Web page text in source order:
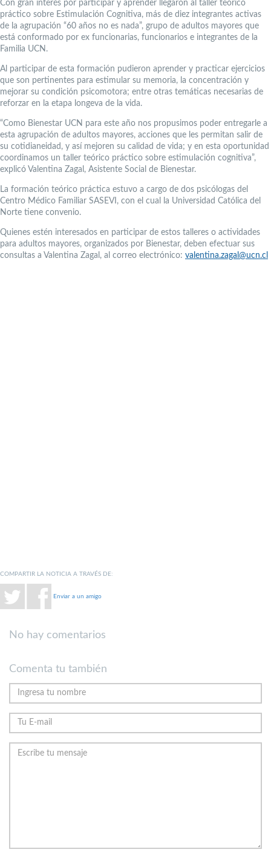
Con gran interés por participar y aprender llegaron al taller teórico
práctico sobre Estimulación Cognitiva, más de diez integrantes activas
de la agrupación “60 años no es nada”, grupo de adultos mayores que
está conformado por ex funcionarias, funcionarios e integrantes de la
Familia UCN.
Al participar de esta formación pudieron aprender y practicar ejercicios
que son pertinentes para estimular su memoria, la concentración y
mejorar su condición psicomotora; entre otras temáticas necesarias de
reforzar en la etapa longeva de la vida.
“Como Bienestar UCN para este año nos propusimos poder entregarle a
esta agrupación de adultos mayores, acciones que les permitan salir de
su cotidianeidad, y así mejoren su calidad de vida; y en esta oportunidad
coordinamos un taller teórico práctico sobre estimulación cognitiva”,
explicó Valentina Zagal, Asistente Social de Bienestar.
La formación teórico práctica estuvo a cargo de dos psicólogas del
Centro Médico Familiar SASEVI, con el cual la Universidad Católica del
Norte tiene convenio.
Quienes estén interesados en participar de estos talleres o actividades
para adultos mayores, organizados por Bienestar, deben efectuar sus
consultas a Valentina Zagal, al correo electrónico: valentina.zagal@ucn.cl
COMPARTIR LA NOTICIA A TRAVÉS DE:
Enviar a un amigo
No hay comentarios
Comenta tu también